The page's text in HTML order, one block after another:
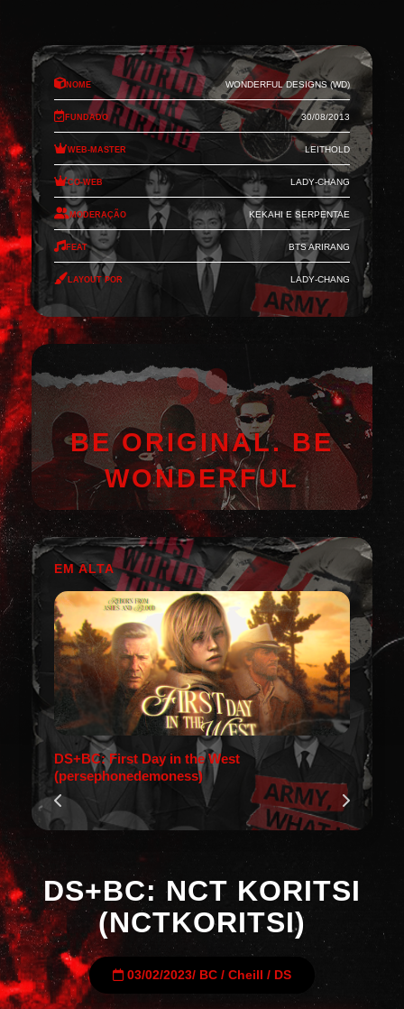
Nome Wonderful Designs (WD)
Fundado 30/08/2013
Web-Master Leithold
Co-Web Lady-Chang
Moderação Kekahi e Serpentae
Feat BTS Arirang
Layout por Lady-Chang
BE ORIGINAL. BE
WONDERFUL
EM ALTA
DS+BC: First Day in the West
(persephonedemoness)
DS+BC: NCT KORITSI
(NCTKORITSI)
03/02/2023/ BC / Cheill / DS